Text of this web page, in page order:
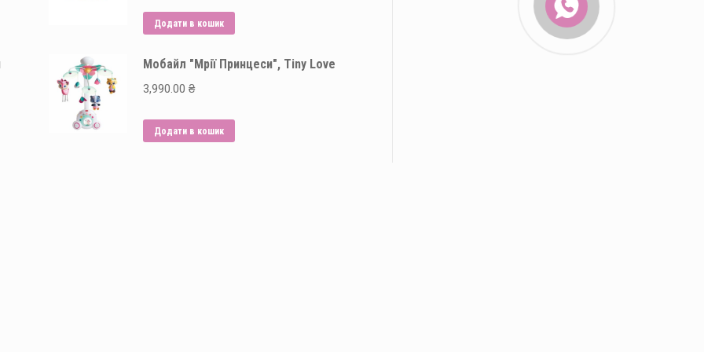
Додати в кошик
Мобайл "Мрії Принцеси", Tiny Love
3,990.00 ₴
Додати в кошик